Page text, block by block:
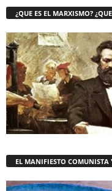
¿QUE ES EL MARXISMO?
EL MANIFIESTO COMUNISTA